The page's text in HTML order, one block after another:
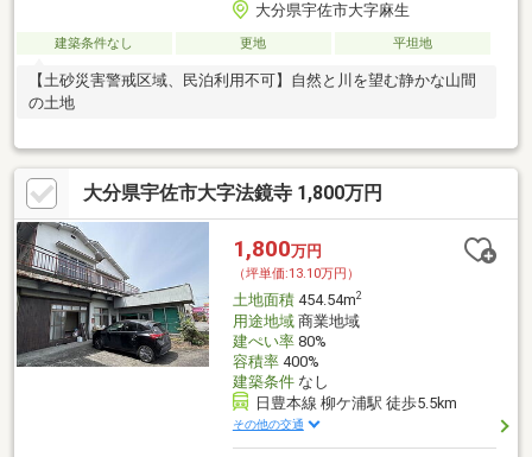
大分県宇佐市大字麻生
建築条件なし 更地 平坦地
【土砂災害警戒区域、民泊利用不可】自然と川を望む静かな山間
の土地
大分県宇佐市大字法鏡寺 1,800万円
1,800万円
（坪単価:13.10万円）
土地面積454.54m2
用途地域商業地域
建ぺい率80%
容積率400%
建築条件なし
日豊本線 柳ケ浦駅 徒歩5.5km
その他の交通